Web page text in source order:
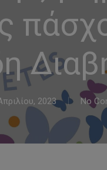
2023 No